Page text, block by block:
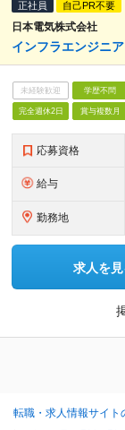
正社員 自己PR不要
日本電気株式会社
インフラエンジニ
未経験歓迎 学歴不問
完全週休2日 賞与複数月
応募資格
給与
勤務地
求人を見
転職・求人情報サイト